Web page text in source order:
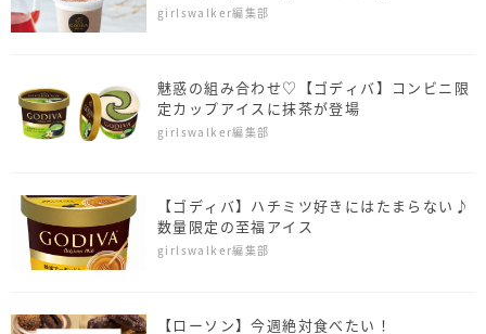
girlswalker編集部
魅惑の組み合わせ♡【ゴディバ】コンビニ限
定カップアイスに抹茶が登場
girlswalker編集部
【ゴディバ】ハチミツ好きにはたまらない♪
数量限定の至福アイス
girlswalker編集部
【ローソン】今週絶対食べたい！